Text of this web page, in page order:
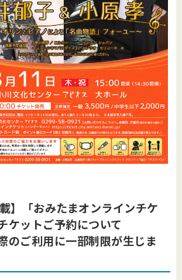
】「おみたまオンラインチケ
ケットご予約について
のご利用に一部制限が生じま